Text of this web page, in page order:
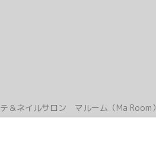
＆ネイルサロン マルーム（Ma Room）